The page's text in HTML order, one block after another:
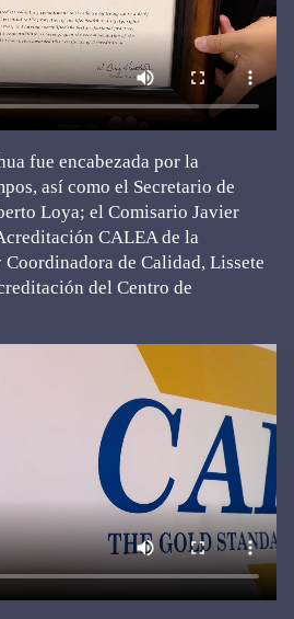
fue encabezada por la
así como el Secretario de
Loya; el Comisario Javier
CALEA de la
de Calidad, Lissete
del Centro de